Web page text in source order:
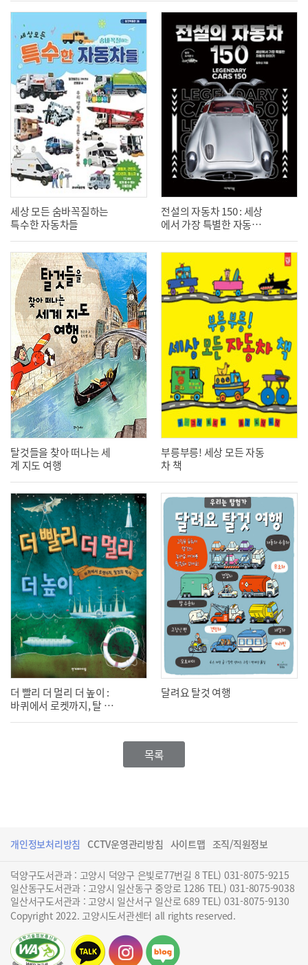
세상 모든 숨바꼭질하는
특수한 자동차들
전설의 자동차 150 : 세상
에서 가장 특별한 자동차
탈것들을 찾아 떠나는 세
계 지도 여행
부릉부릉! 세상 모든 자동
차 책
더 빨리 더 멀리 더 높이 :
바퀴에서 로켓까지, 탈 것
의 역사
달려요 탈것 여행
목록
개인정보처리방침 CCTV운영관리방침 사이트맵 조직/직원정보
덕양구도서관과 : 고양시 덕양구 은빛로77번길 8 TEL) 031-8075-9215
일산동구도서관과 : 고양시 일산동구 중앙로 1286 TEL) 031-8075-9038
일산서구도서관과 : 고양시 일산서구 일산로 689 TEL) 031-8075-9130
Copyright 2022. 고양시도서관센터 all rights reserved.